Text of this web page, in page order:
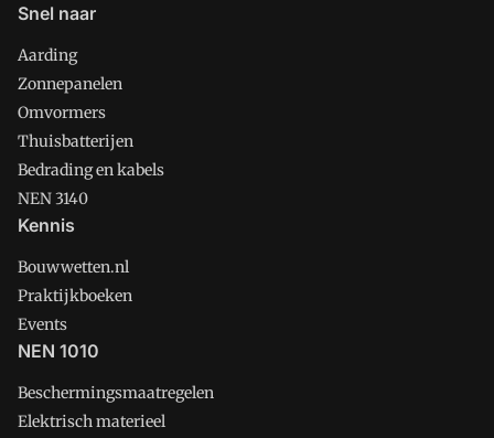
Snel naar
Aarding
Zonnepanelen
Omvormers
Thuisbatterijen
Bedrading en kabels
NEN 3140
Kennis
Bouwwetten.nl
Praktijkboeken
Events
NEN 1010
Beschermingsmaatregelen
Elektrisch materieel